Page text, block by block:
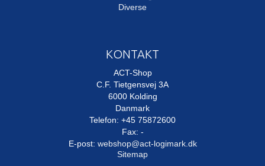
Diverse
KONTAKT
ACT-Shop
C.F. Tietgensvej 3A
6000 Kolding
Danmark
Telefon: +45 75872600
Fax: -
E-post: webshop@act-logimark.dk
Sitemap